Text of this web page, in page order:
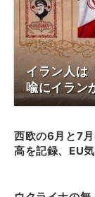
イラン人は
喩にイラン
西欧の6月と7
高を記録、EU